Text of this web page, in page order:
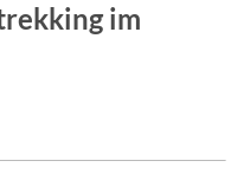
im